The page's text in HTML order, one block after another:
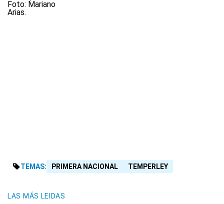
TEMAS: PRIMERA NACIONAL TEMPERLEY
LAS MÁS LEIDAS